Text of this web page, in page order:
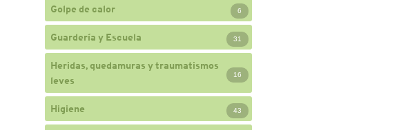
Golpe de calor 6
Guardería y Escuela 31
Heridas, quedamuras y traumatismos
leves
16
Higiene 43